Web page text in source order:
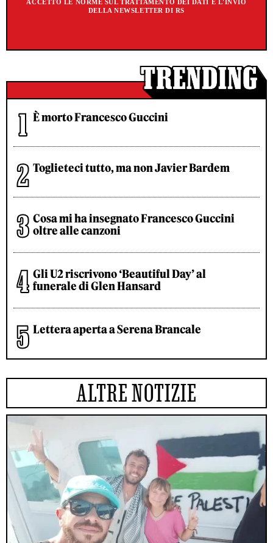
ACCETTO LE NORME SUL TRATTAMENTO DEI DATI E L'INVIO
DELLA NEWSLETTER DI RS
È morto Francesco Guccini
Toglieteci tutto, ma non Javier Bardem
Cosa mi ha insegnato Francesco Guccini
oltre alle canzoni
Gli U2 riscrivono ‘Beautiful Day’ al
funerale di Glen Hansard
Lettera aperta a Serena Brancale
ALTRE NOTIZIE